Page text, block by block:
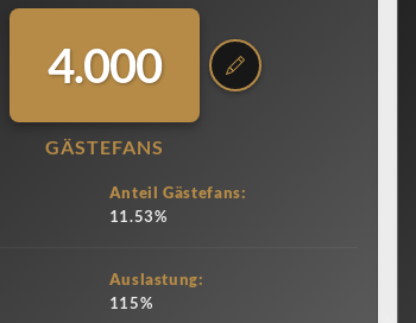
4.000
GÄSTEFANS
Anteil Gästefans:
11.53%
Auslastung:
115%